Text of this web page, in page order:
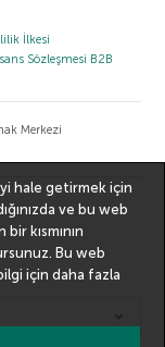
İlkesi
Sözleşmesi B2B
Merkezi
hale getirmek için
ve bu web
kısmının
Bu web
içindaha fazla